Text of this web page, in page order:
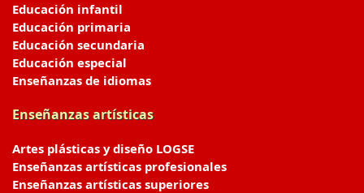
Educación infantil
Educación primaria
Educación secundaria
Educación especial
Enseñanzas de idiomas
Enseñanzas artísticas
Artes plásticas y diseño LOGSE
Enseñanzas artísticas profesionales
Enseñanzas artísticas superiores